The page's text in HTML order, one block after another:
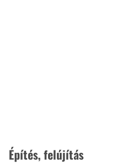
Építés, felújítás